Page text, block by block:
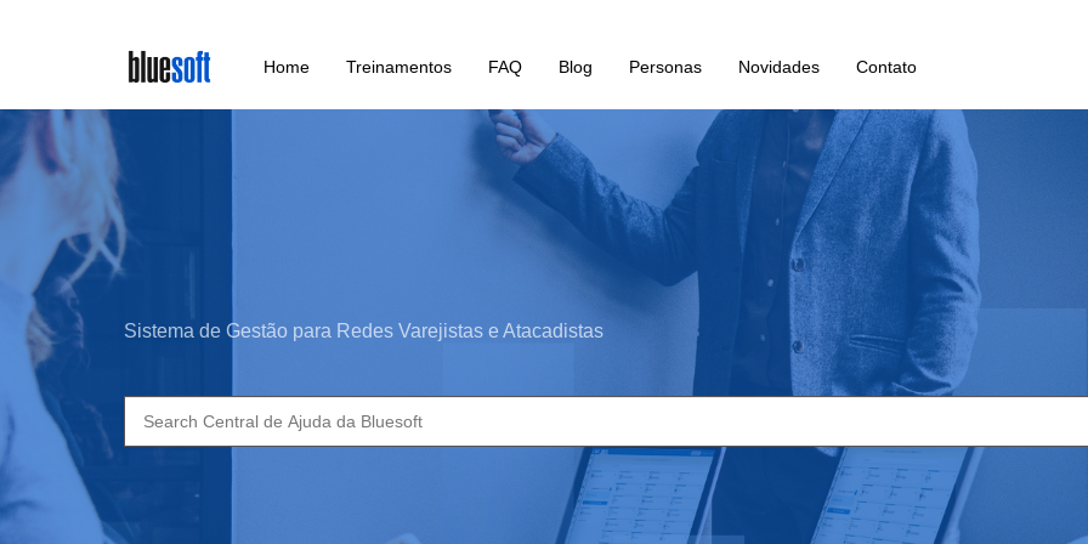
main
content
Home Treinamentos FAQ Blog Personas Novidades Contato
Sistema de Gestão para Redes Varejistas e Atacadistas
Search
for: